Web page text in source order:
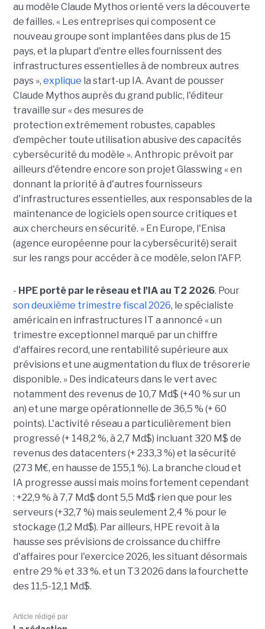
au modèle Claude Mythos orienté vers la découverte
de failles. « Les entreprises qui composent ce
nouveau groupe sont implantées dans plus de 15
pays, et la plupart d'entre elles fournissent des
infrastructures essentielles à de nombreux autres
pays », explique la start-up IA. Avant de pousser
Claude Mythos auprès du grand public, l'éditeur
travaille sur « des mesures de
protection extrêmement robustes, capables
d’empêcher toute utilisation abusive des capacités
cybersécurité du modèle ». Anthropic prévoit par
ailleurs d'étendre encore son projet Glasswing « en
donnant la priorité à d'autres fournisseurs
d'infrastructures essentielles, aux responsables de la
maintenance de logiciels open source critiques et
aux chercheurs en sécurité. » En Europe, l'Enisa
(agence européenne pour la cybersécurité) serait
sur les rangs pour accéder à ce modèle, selon l'AFP.
- HPE porté par le réseau et l'IA au T2 2026. Pour
son deuxième trimestre fiscal 2026, le spécialiste
américain en infrastructures IT a annoncé « un
trimestre exceptionnel marqué par un chiffre
d'affaires record, une rentabilité supérieure aux
prévisions et une augmentation du flux de trésorerie
disponible. » Des indicateurs dans le vert avec
notamment des revenus de 10,7 Md$ (+40 % sur un
an) et une marge opérationnelle de 36,5 % (+ 60
points). L'activité réseau a particulièrement bien
progressé (+ 148,2 %, à 2,7 Md$) incluant 320 M$ de
revenus des datacenters (+ 233,3 %) et la sécurité
(273 M€, en hausse de 155,1 %). La branche cloud et
IA progresse aussi mais moins fortement cependant
: +22,9 % à 7,7 Md$ dont 5,5 Md$ rien que pour les
serveurs (+32,7 %) mais seulement 2,4 % pour le
stockage (1,2 Md$). Par ailleurs, HPE revoit à la
hausse ses prévisions de croissance du chiffre
d'affaires pour l'exercice 2026, les situant désormais
entre 29 % et 33 %. et un T3 2026 dans la fourchette
des 11,5-12,1 Md$.
Article rédigé par